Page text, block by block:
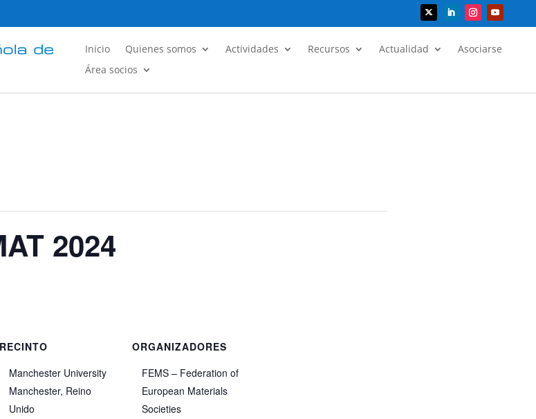
Inicio Quienes somos Actividades Recursos Actualidad
Asociarse
Área socios
2024
RECINTO
Manchester University
Manchester, Reino
Unido
ORGANIZADORES
FEMS – Federation of
European Materials
Societies